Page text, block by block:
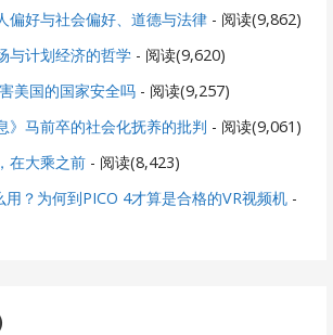
偏好与社会偏好、道德与法律 - 阅读(9,862)
与计划经济的哲学 - 阅读(9,620)
美国的国家安全吗 - 阅读(9,257)
》马前卒的社会化抚养的批判 - 阅读(9,061)
在大乘之前 - 阅读(8,423)
？为何到PICO 4才算是合格的VR视频机 -